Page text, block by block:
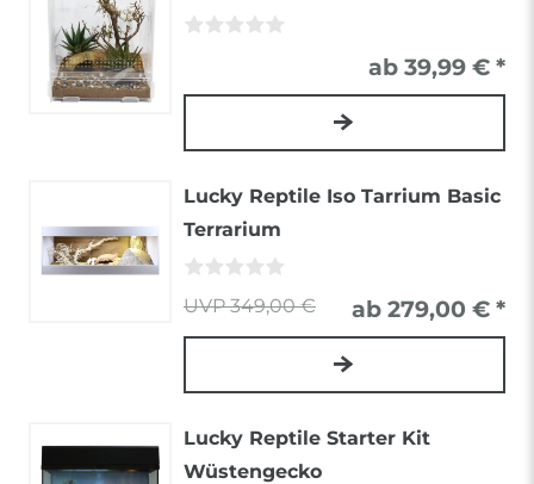
ab 39,99 € *
Lucky Reptile Iso Tarrium Basic
Terrarium
349,00 € ab 279,00 € *
Lucky Reptile Starter Kit
Wüstengecko